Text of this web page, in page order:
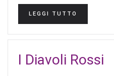
LEGGI TUTTO
I Diavoli Rossi